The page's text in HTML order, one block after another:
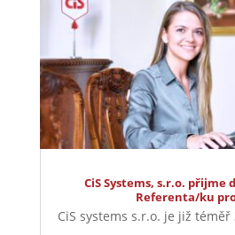
CiS Systems, s.r.o. přijme
Referenta/ku
CiS systems s.r.o. je již